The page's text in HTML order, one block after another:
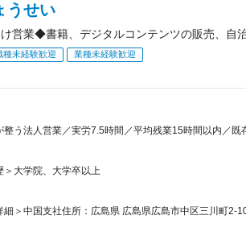
うせい
け営業◆書籍、デジタルコンテンツの販売、自
種未経験歓迎 業種未経験歓迎
整う法人営業／実労7.5時間／平均残業15時間以内／
＞大学院、大学卒以上
細＞中国支社住所：広島県 広島県広島市中区三川町2-